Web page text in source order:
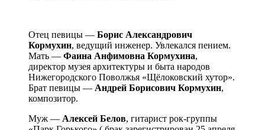
Отец певицы — Борис Александрович
Кормухин, ведущий инженер. Увлекался пением.
Мать — Фаина Анфимовна Кормухина,
директор музея архитектуры и быта народов
Нижегородского Поволжья «Щёлоковский хутор».
Брат певицы — Андрей Борисович Кормухин,
композитор.
Муж — Алексей Белов, гитарист рок-группы